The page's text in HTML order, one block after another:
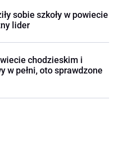
sobie szkoły w powiecie
lider
chodzieskim i
w pełni, oto sprawdzone